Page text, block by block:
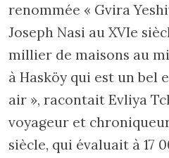
renommée « Gvira
Joseph Nasi au XVIe
millier de maisons au
à Hasköy qui est un bel
air », racontait Evliya
voyageur et
siècle, qui évaluait à 17